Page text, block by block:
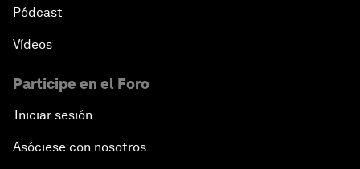
Pódcast
Vídeos
Participe en el Foro
Iniciar sesión
Asóciese con nosotros